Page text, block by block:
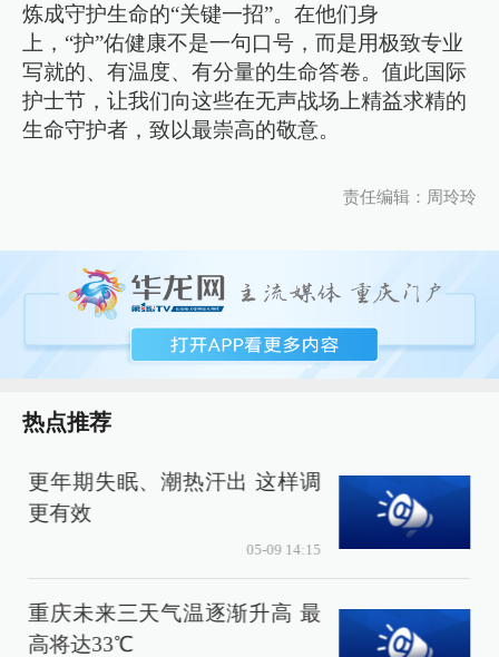
炼成守护生命的“关键一招”。在他们身
上，“护”佑健康不是一句口号，而是用极致专业
写就的、有温度、有分量的生命答卷。值此国际
护士节，让我们向这些在无声战场上精益求精的
生命守护者，致以最崇高的敬意。
责任编辑：周玲玲
热点推荐
更年期失眠、潮热汗出 这样调
更有效
05-09 14:15
重庆未来三天气温逐渐升高 最
高将达33℃